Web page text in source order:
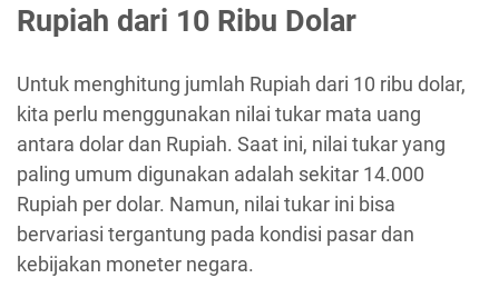
Rupiah dari 10 Ribu Dolar
Untuk menghitung jumlah Rupiah dari 10 ribu dolar,
kita perlu menggunakan nilai tukar mata uang
antara dolar dan Rupiah. Saat ini, nilai tukar yang
paling umum digunakan adalah sekitar 14.000
Rupiah per dolar. Namun, nilai tukar ini bisa
bervariasi tergantung pada kondisi pasar dan
kebijakan moneter negara.